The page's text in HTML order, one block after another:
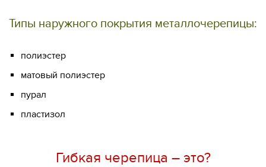
Типы наружного покрытия металлочерепицы:
полиэстер
матовый полиэстер
пурал
пластизол
Гибкая черепица – это?